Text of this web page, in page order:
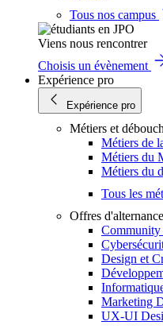
Tous nos campus
Viens nous rencontrer
Choisis un évènement
Expérience pro
Expérience pro
Métiers et
Métiers de
Métiers du
Métiers du
Tous les
Offres d'alternance
Community
Design et
Marketing
UX-UI